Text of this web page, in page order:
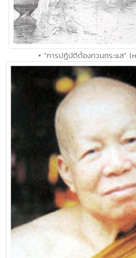
• "การปฏิบัติต้องทวนกระแส" (